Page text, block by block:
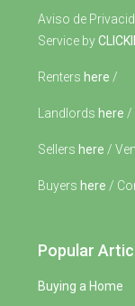
Aviso de
Service by
Renters here /
Landlords here /
Sellers here /
Buyers here /
Popular
Buying a Home